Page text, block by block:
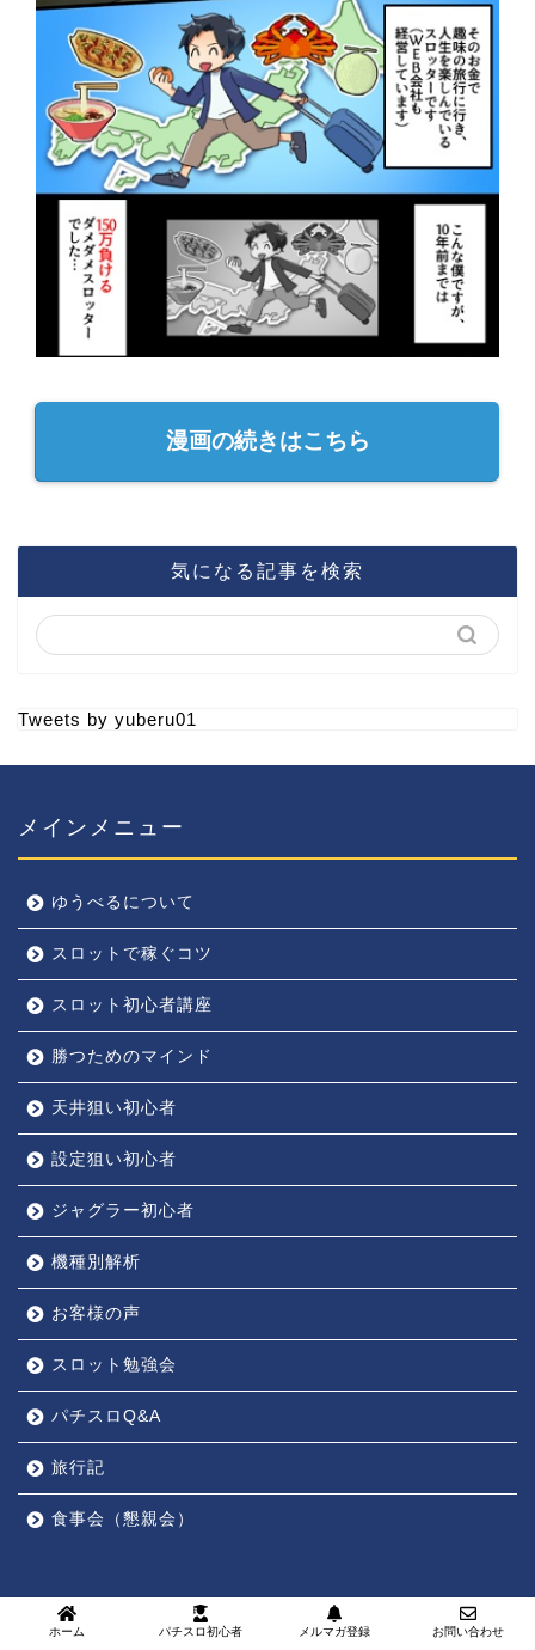
漫画の続きはこちら
気になる記事を検索
Tweets by yuberu01
メインメニュー
ゆうべるについて
スロットで稼ぐコツ
スロット初心者講座
勝つためのマインド
天井狙い初心者
設定狙い初心者
ジャグラー初心者
機種別解析
お客様の声
スロット勉強会
パチスロQ&A
旅行記
食事会（懇親会）
2015–2026 ゆうべるのパチスロ勝利の方程式
ホーム パチスロ初心者 メルマガ登録 お問い合わせ